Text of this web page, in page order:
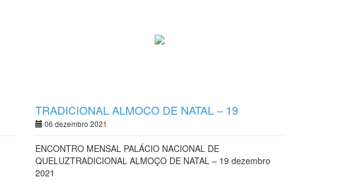
TRADICIONAL ALMOÇO DE NATAL – 19
dezembro 2021
06 dezembro 2021
ENCONTRO MENSAL PALÁCIO NACIONAL DE
QUELUZTRADICIONAL ALMOÇO DE NATAL – 19 dezembro
2021